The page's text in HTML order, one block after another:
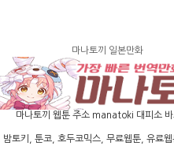
마나토끼 일본만화
마나토끼 웹툰 주소 manatoki 대피소 바
토키, 툰코, 호두코믹스, 무료웹툰, 유